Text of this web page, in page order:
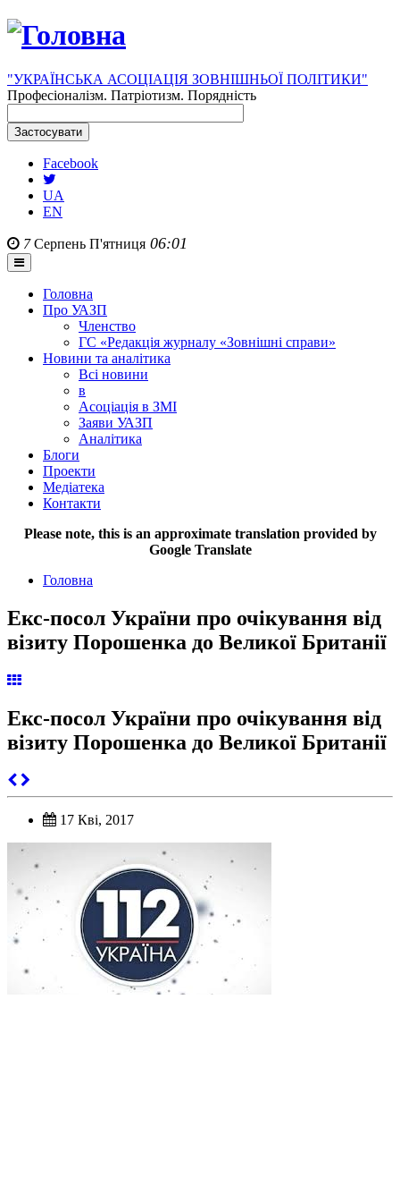
"УКРАЇНСЬКА АСОЦІАЦІЯ ЗОВНІШНЬОЇ ПОЛІТИКИ"
Професіоналізм. Патріотизм. Порядність
Facebook
UA
EN
7Серпень П'ятниця 06:01
Головна
Про УАЗП
Членство
ГС «Редакція журналу «Зовнішні справи»
Новини та аналітика
Всі новини
в
Асоціація в ЗМІ
Заяви УАЗП
Аналітика
Блоги
Проекти
Медіатека
Контакти
Please note, this is an approximate translation provided by
Google Translate
Головна
Екс-посол України про очікування від
візиту Порошенка до Великої Британії
Екс-посол України про очікування від
візиту Порошенка до Великої Британії
17 Кві, 2017